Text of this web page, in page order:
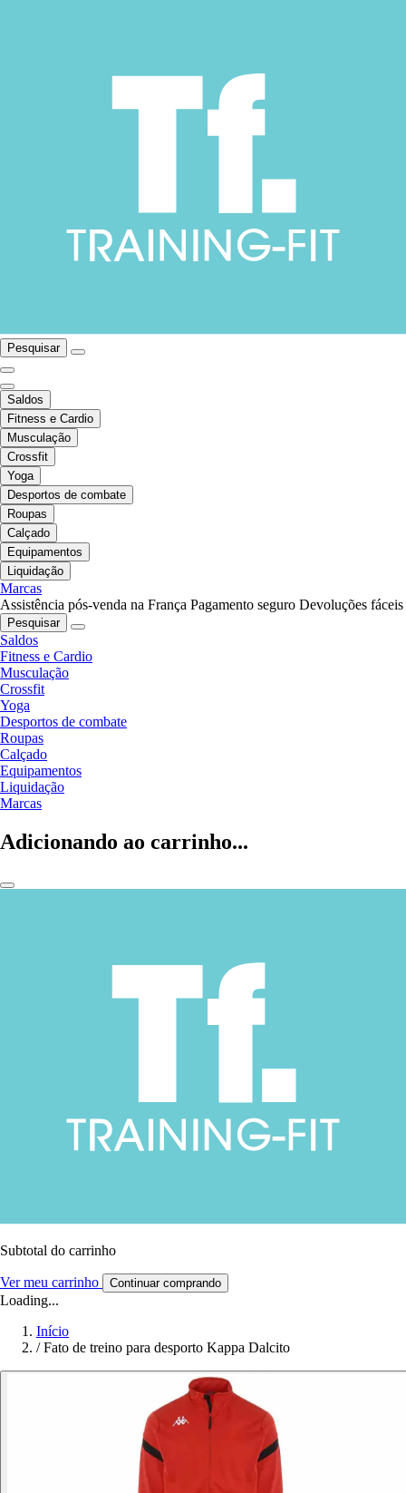
Pesquisar
Saldos
Fitness e Cardio
Musculação
Crossfit
Yoga
Desportos de combate
Roupas
Calçado
Equipamentos
Liquidação
Marcas
Assistência pós-venda na França Pagamento seguro Devoluções fáceis
Pesquisar
Saldos
Fitness e Cardio
Musculação
Crossfit
Yoga
Desportos de combate
Roupas
Calçado
Equipamentos
Liquidação
Marcas
Adicionando ao carrinho...
Subtotal do carrinho
Ver meu carrinho Continuar comprando
Loading...
Início
/ Fato de treino para desporto Kappa Dalcito